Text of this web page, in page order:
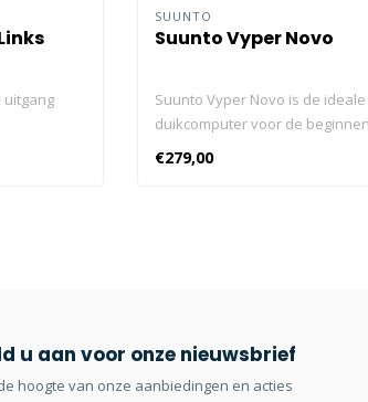
uitgang
SUUNTO
Suunto Vyper Novo
Suunto Vyper Novo is de ideale
duikcomputer voor de
ontzettend duurzaam en
bekende Suunto Vyper. Uniek
duikcomputer zijn de technisch
geavanceerde functies. Zo kun je
€279,00
u aan voor onze nieuwsbrief
hoogte van onze aanbiedingen en acties